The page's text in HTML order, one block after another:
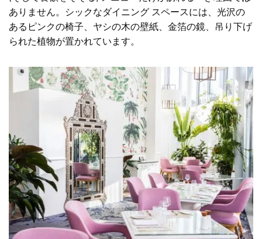
ありません。シックなダイニング スペースには、光沢の
あるピンクの椅子、ヤシの木の壁紙、金箔の鏡、吊り下げ
られた植物が置かれています。